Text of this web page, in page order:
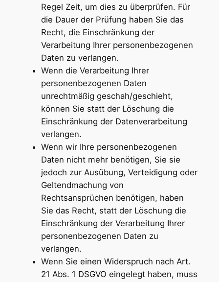
Regel Zeit, um dies zu überprüfen. Für
die Dauer der Prüfung haben Sie das
Recht, die Einschränkung der
Verarbeitung Ihrer personenbezogenen
Daten zu verlangen.
Wenn die Verarbeitung Ihrer
personenbezogenen Daten
unrechtmäßig geschah/geschieht,
können Sie statt der Löschung die
Einschränkung der Datenverarbeitung
verlangen.
Wenn wir Ihre personenbezogenen
Daten nicht mehr benötigen, Sie sie
jedoch zur Ausübung, Verteidigung oder
Geltendmachung von
Rechtsansprüchen benötigen, haben
Sie das Recht, statt der Löschung die
Einschränkung der Verarbeitung Ihrer
personenbezogenen Daten zu
verlangen.
Wenn Sie einen Widerspruch nach Art.
21 Abs. 1 DSGVO eingelegt haben, muss